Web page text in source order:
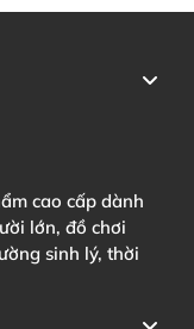
cao cấp dành
lớn, đồ chơi
sinh lý, thời